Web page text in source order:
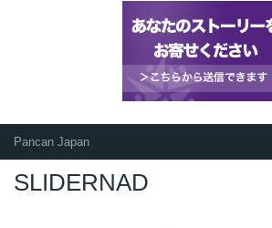
Pancan Japan
SLIDERNAD